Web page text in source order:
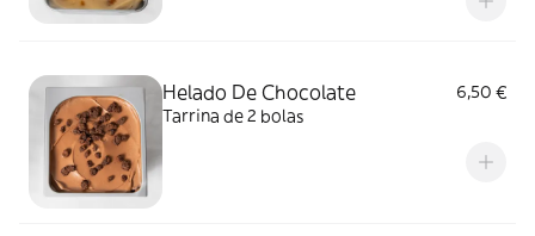
Helado De Chocolate
6,50 €
Tarrina de 2 bolas